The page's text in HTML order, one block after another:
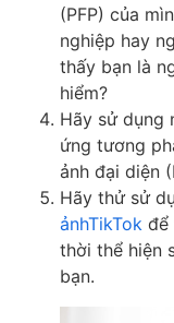
(PFP) của
nghiệp hay
thấy bạn là
hiểm?
Hãy sử dụng
ứng tương
ảnh đại diện
Hãy thử sử
ảnhTikTok để
thời thể hiện
bạn.